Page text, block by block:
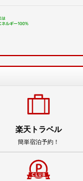
楽天トラベル
簡単宿泊予約！